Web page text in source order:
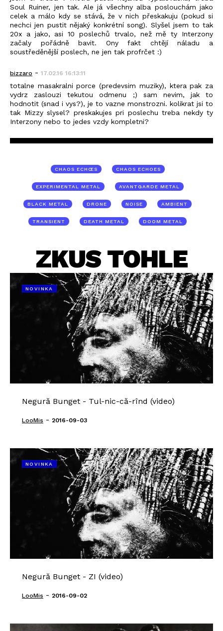
Soul Ruiner, jen tak. Ale já všechny alba poslouchám jako
celek a málo kdy se stává, že v nich přeskakuju (pokud si
nechci jen pustit nějaký konkrétní song). Slyšel jsem to tak
20x a jako, asi 10 poslechů trvalo, než mě ty Interzony
začaly pořádně bavit. Ony fakt chtějí náladu a
soustředěnější poslech, ne jen tak profrčet :)
bizzaro - 17.02.16 16:13:11
totalne masakralni porce (predevsim muziky), ktera pak za
vydrz zaslouzi tekutou odmenu ;) sam nevim, jak to
hodnotit (snad i vys?), je to vazne monstrozni. kolikrat jsi to
tak Mizzy slysel? preskakujes pri poslechu treba nekdy ty
Interzony nebo to jedes vzdy kompletni?
CHAOS ECHŒS CHAOS ECHOES
EXPERIMENTAL METAL AVANTGARDE METAL
BLACK METAL DRONE NOISE AMBIENT
TRANSIENT DEATH METAL DOOM METAL
ZKUS TOHLE
NOVINKA
Negură Bunget - Tul-nic-că-rînd (video)
LooMis - 2016-09-03
NOVINKA
Negură Bunget - ZI (video)
LooMis - 2016-09-02